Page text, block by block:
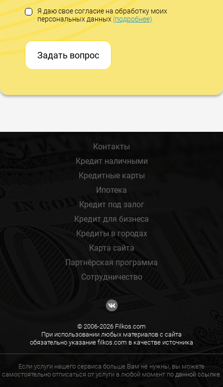
Я даю свое согласие на обработку моих
персональных данных(подробнее)
Задать вопрос
Контакты
Кредит наличными
Кредитные карты
Ипотека
Кредит под залог
Кредит для бизнеса
Кредиты в городах
Карта сайта
Партнёрская программа
Сотрудничество
© 2006-2026 Filkos.com
При использовании любых материалов с сайта
обязательно указание filkos.com в качестве источника
Если услуги нашего сервиса больше Вам не нужны, вы можете
самостоятельно отписаться от услуги в любой момент по данной ссылке.